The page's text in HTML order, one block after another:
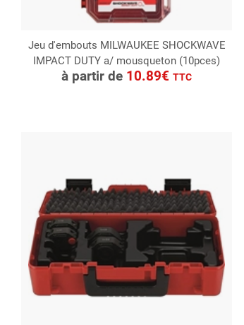
Jeu d'embouts MILWAUKEE SHOCKWAVE
IMPACT DUTY a/ mousqueton (10pces)
à partir de 10.89€TTC
CONSULTER
Demande de devis